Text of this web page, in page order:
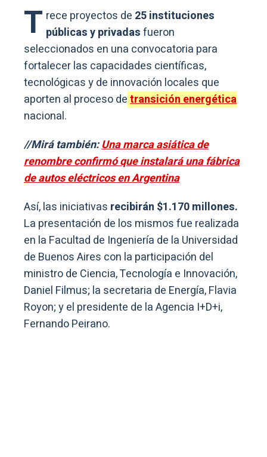
T rece proyectos de 25 instituciones
públicas y privadasfueron
seleccionados en una convocatoria para
fortalecer las capacidades científicas,
tecnológicas y de innovación locales que
aporten al proceso detransición energética
nacional.
//Mirá también:Una marca asiática de
renombre confirmó que instalará una fábrica
de autos eléctricos en Argentina
Así, las iniciativas recibirán $1.170 millones.
La presentación de los mismos fue realizada
en la Facultad de Ingeniería de la Universidad
de Buenos Aires con la participación del
ministro de Ciencia, Tecnología e Innovación,
Daniel Filmus; la secretaria de Energía, Flavia
Royon; y el presidente de la Agencia I+D+i,
Fernando Peirano.